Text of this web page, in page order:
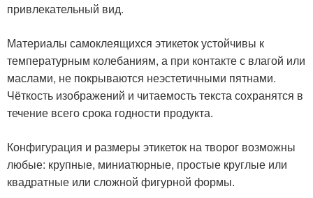
привлекательный вид.
Материалы самоклеящихся этикеток устойчивы к
температурным колебаниям, а при контакте с влагой или
маслами, не покрываются неэстетичными пятнами.
Чёткость изображений и читаемость текста сохранятся в
течение всего срока годности продукта.
Конфигурация и размеры этикеток на творог возможны
любые: крупные, миниатюрные, простые круглые или
квадратные или сложной фигурной формы.